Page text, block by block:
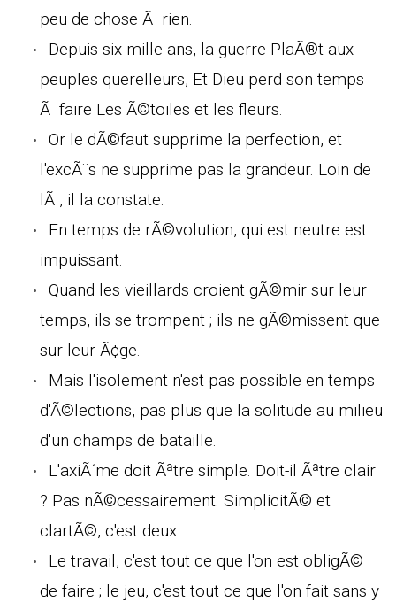
peu de chose Ã rien.
Depuis six mille ans, la guerre PlaÃ®t aux
peuples querelleurs, Et Dieu perd son temps
Ã faire Les Ã©toiles et les fleurs.
Or le dÃ©faut supprime la perfection, et
l'excÃ¨s ne supprime pas la grandeur. Loin de
lÃ , il la constate.
En temps de rÃ©volution, qui est neutre est
impuissant.
Quand les vieillards croient gÃ©mir sur leur
temps, ils se trompent ; ils ne gÃ©missent que
sur leur Ã¢ge.
Mais l'isolement n'est pas possible en temps
d'Ã©lections, pas plus que la solitude au milieu
d'un champs de bataille.
L'axiÃ´me doit Ãªtre simple. Doit-il Ãªtre clair
? Pas nÃ©cessairement. SimplicitÃ© et
clartÃ©, c'est deux.
Le travail, c'est tout ce que l'on est obligÃ©
de faire ; le jeu, c'est tout ce que l'on fait sans y